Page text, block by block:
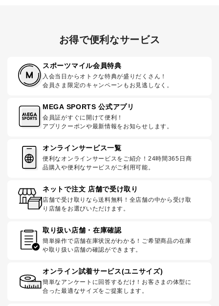
お得で便利なサービス
スポーツマイル会員特典
入会当日からオトクな特典が盛りだくさん！
会員さま限定のキャンペーンもお見逃しなく。
MEGA SPORTS 公式アプリ
会員証がすぐに開けて便利！
アプリクーポンや最新情報をお知らせします。
オンラインサービス一覧
便利なオンラインサービスをご紹介！24時間365日商
品購入や便利なサービスがご利用可能。
ネットで注文 店舗で受け取り
店舗で受け取りなら送料無料！全店舗の中から受け取
り店舗をお選びいただけます。
取り扱い店舗・在庫確認
簡単操作で店舗在庫状況がわかる！ご希望商品の在庫
や取り扱い店舗の確認ができます。
オンライン試着サービス(ユニサイズ)
簡単なアンケートに回答するだけ！お客さまの体型に
合った最適なサイズをご提案します。